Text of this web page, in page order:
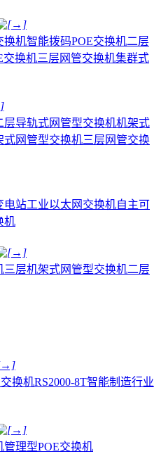
换机智能拨码POE交换机二层
交换机三层网管交换机集群式
层导轨式网管型交换机机架式
式网管型交换机三层网管交换
电站工业以太网交换机自主可
机
三层机架式网管型交换机二层
换机RS2000-8T智能制造行业
管理型POE交换机